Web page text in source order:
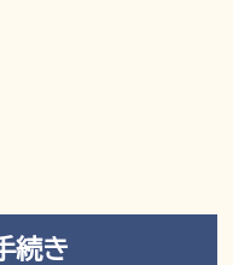
続き